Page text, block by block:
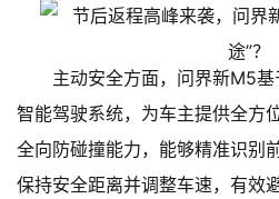
主动安全方面，问界新M5
智能驾驶系统，为车主提供全方
全向防碰撞能力，能够精准识别
保持安全距离并调整车速，有效